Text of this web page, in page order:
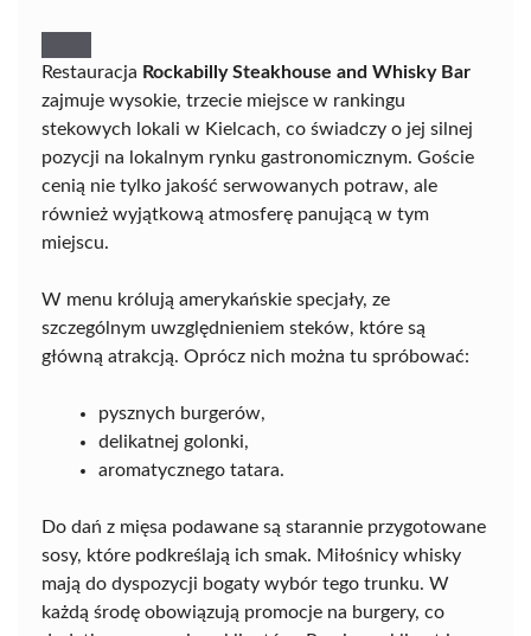
Restauracja Rockabilly Steakhouse and Whisky Bar
zajmuje wysokie, trzecie miejsce w rankingu
stekowych lokali w Kielcach, co świadczy o jej silnej
pozycji na lokalnym rynku gastronomicznym. Goście
cenią nie tylko jakość serwowanych potraw, ale
również wyjątkową atmosferę panującą w tym
miejscu.
W menu królują amerykańskie specjały, ze
szczególnym uwzględnieniem steków, które są
główną atrakcją. Oprócz nich można tu spróbować:
pysznych burgerów,
delikatnej golonki,
aromatycznego tatara.
Do dań z mięsa podawane są starannie przygotowane
sosy, które podkreślają ich smak. Miłośnicy whisky
mają do dyspozycji bogaty wybór tego trunku. W
każdą środę obowiązują promocje na burgery, co